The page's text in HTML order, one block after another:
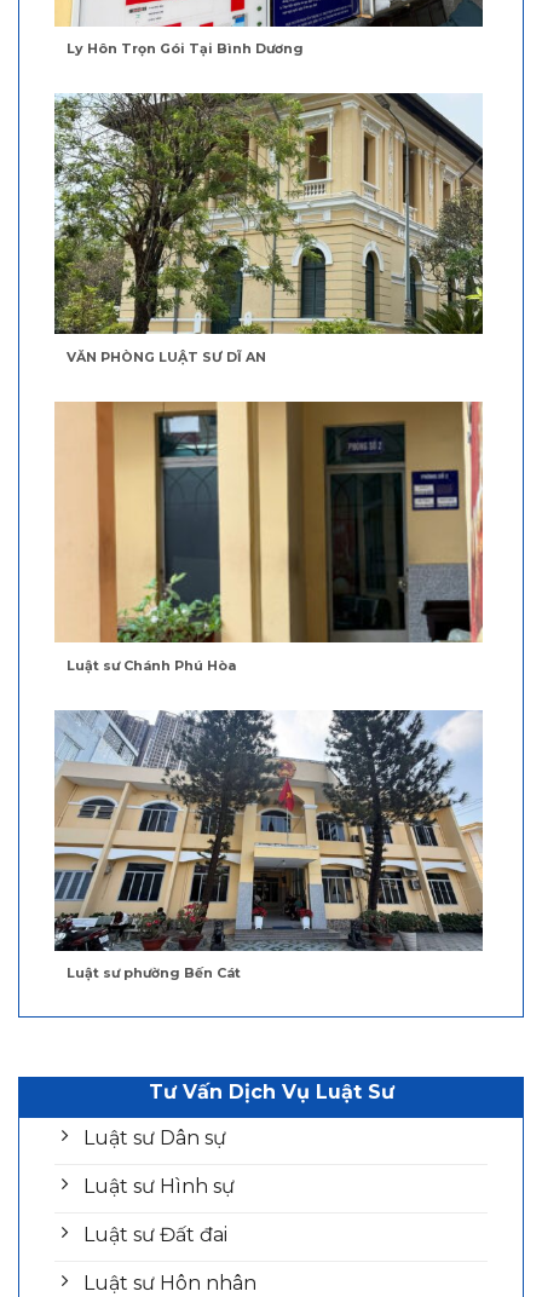
Ly Hôn Trọn Gói Tại Bình Dương
VĂN PHÒNG LUẬT SƯ DĨ AN
Luật sư Chánh Phú Hòa
Luật sư phường Bến Cát
Tư Vấn Dịch Vụ Luật Sư
Luật sư Dân sự
Luật sư Hình sự
Luật sư Đất đai
Luật sư Hôn nhân